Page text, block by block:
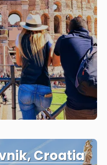
Croatia